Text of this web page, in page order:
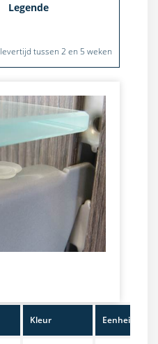
Legende
tussen 2 en 5 weken
Kleur Eenheid